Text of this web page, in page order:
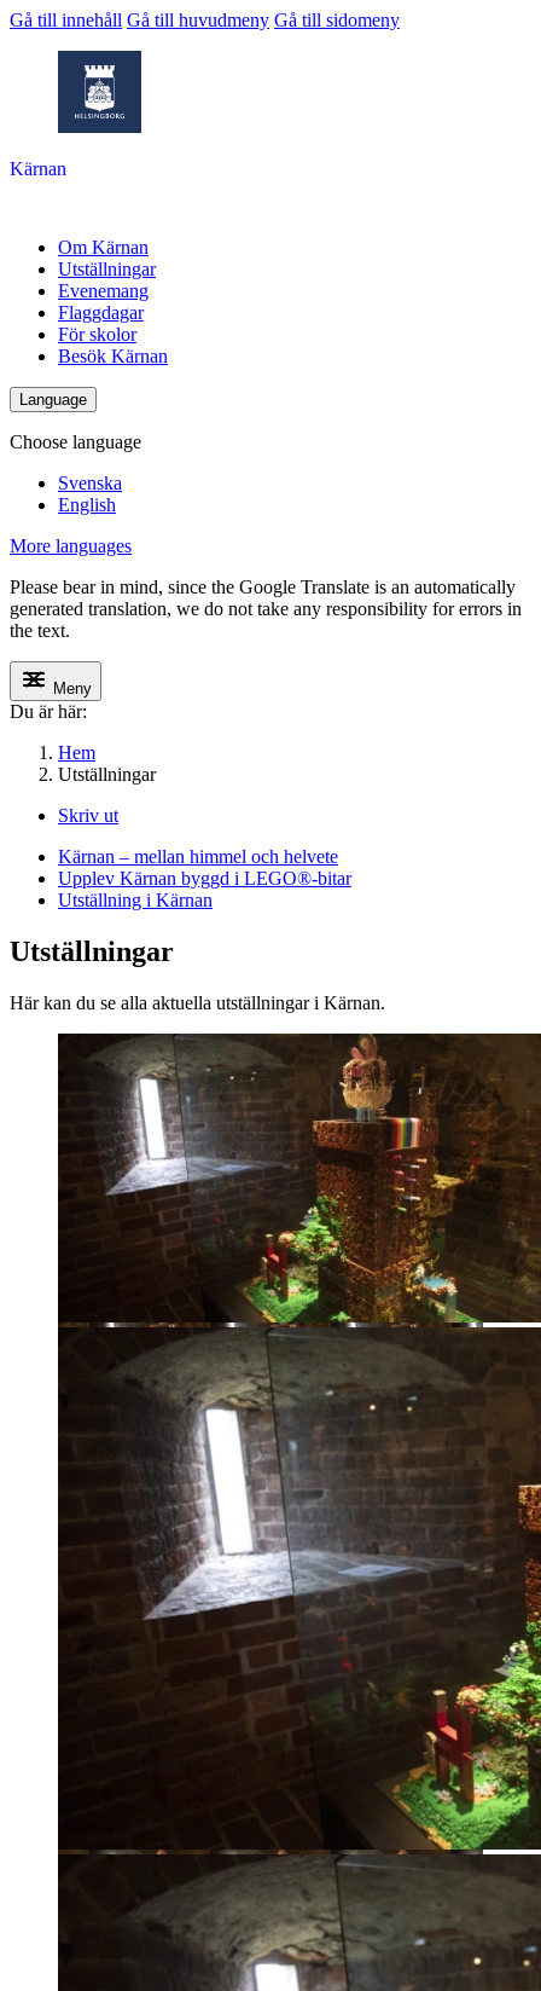
Gå till innehåll Gå till huvudmeny Gå till sidomeny
Kärnan
Om Kärnan
Utställningar
Evenemang
Flaggdagar
För skolor
Besök Kärnan
Language
Choose language
Svenska
English
More languages
Please bear in mind, since the Google Translate is an automatically
generated translation, we do not take any responsibility for errors in
the text.
Meny
Du är här:
Hem
Utställningar
Skriv ut
Kärnan – mellan himmel och helvete
Upplev Kärnan byggd i LEGO®-bitar
Utställning i Kärnan
Utställningar
Här kan du se alla aktuella utställningar i Kärnan.